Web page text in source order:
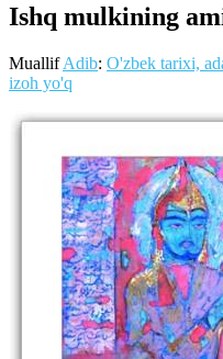
Ishq mulkining
MuallifAdib: O'zbek tarixi,
izoh yo'q